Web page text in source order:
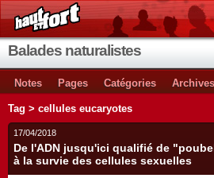
Balades naturalistes
Notes Pages Catégories Archives
Tag > cellules eucaryotes
17/04/2018
De l'ADN jusqu'ici qualifié de
à la survie des cellules sexuelles